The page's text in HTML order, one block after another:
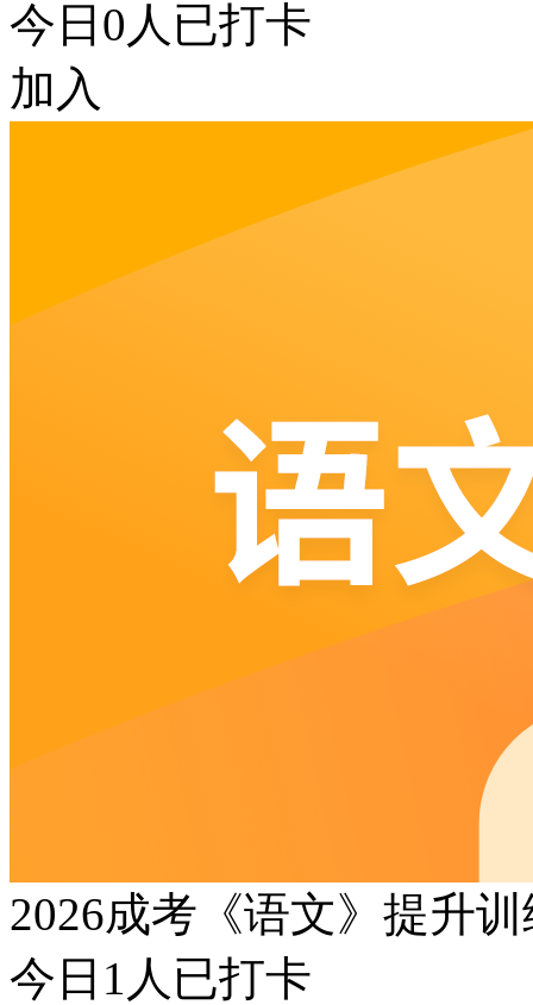
今日 0 人已打卡
加入
2026成考《语文》提升
今日 1 人已打卡